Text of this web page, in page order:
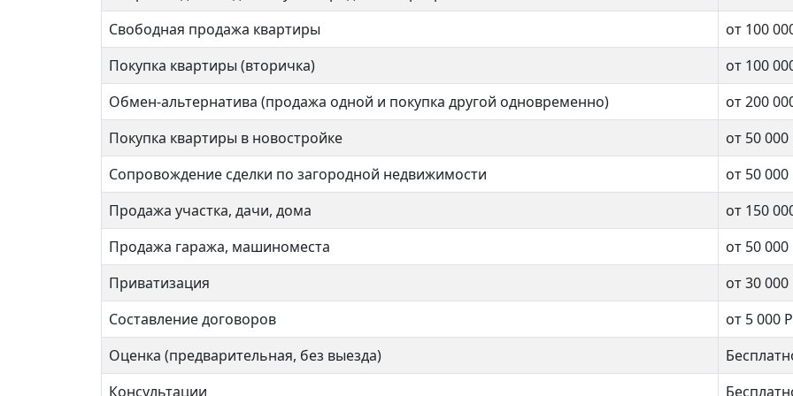
Свободная продажа квартиры
от 100
Покупка квартиры (вторичка)
от 100
Обмен-альтернатива (продажа одной и покупка другой одновременно)
от 200
Покупка квартиры в новостройке
от 50 000
Сопровождение сделки по загородной недвижимости
от 50 000
Продажа участка, дачи, дома
от 150
Продажа гаража, машиноместа
от 50 000
Приватизация
от 30 000
Составление договоров
от 5 000 Р
Оценка (предварительная, без выезда)
Консультации
Братиславская
2 комнат
53 кв.м.